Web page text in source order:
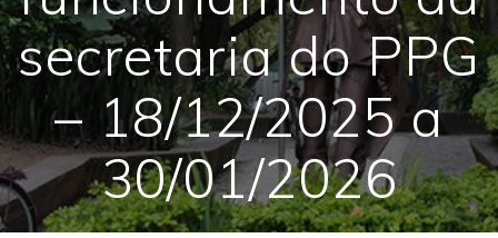
secretaria do PPG
– 18/12/2025 a
30/01/2026